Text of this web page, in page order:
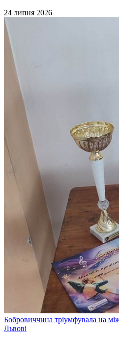
24 липня 2026
Бобровиччина тріумфувала на
Львові